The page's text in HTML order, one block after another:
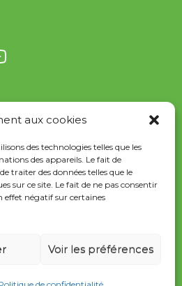
aux cookies
des technologies telles que les
des appareils. Le fait de
traiter des données telles que le
sur ce site. Le fait de ne pas consentir
effet négatif sur certaines
Voir les préférences